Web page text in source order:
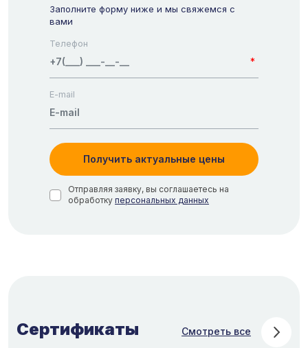
Заполните форму ниже и мы свяжемся с
вами
Телефон
*
E-mail
Получить актуальные цены
Отправляя заявку, вы соглашаетесь на
обработку персональных данных
Сертификаты Смотреть все